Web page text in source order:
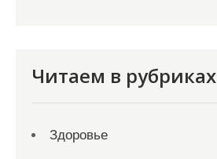
Читаем в рубриках
Здоровье